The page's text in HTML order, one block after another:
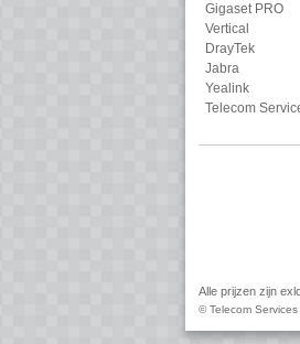
Gigaset PRO
Vertical
DrayTek
Jabra
Yealink
Telecom
Alle prijzen zijn
© Telecom